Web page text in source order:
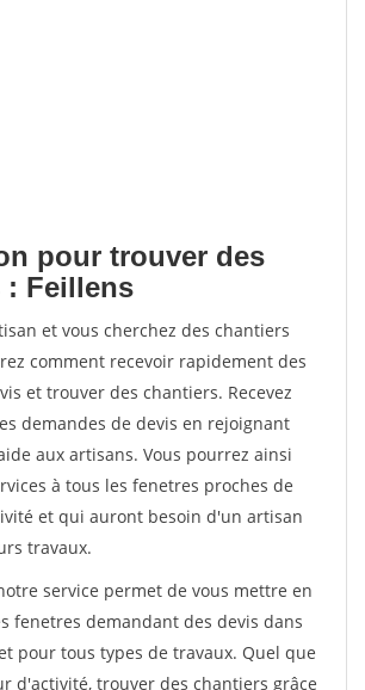
pour trouver des
: Feillens
et vous cherchez des chantiers
comment recevoir rapidement des
et trouver des chantiers. Recevez
demandes de devis en rejoignant
aux artisans. Vous pourrez ainsi
à tous les fenetres proches de
et qui auront besoin d'un artisan
travaux.
service permet de vous mettre en
fenetres demandant des devis dans
pour tous types de travaux. Quel que
d'activité, trouver des chantiers grâce